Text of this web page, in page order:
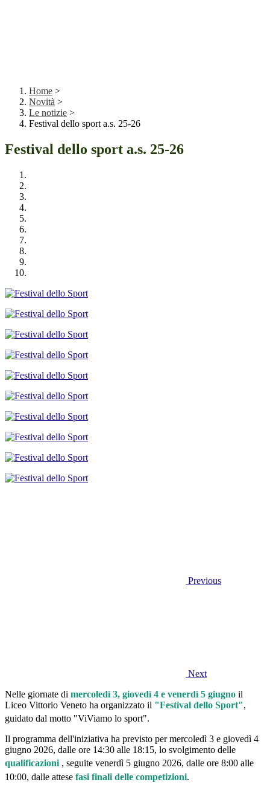
Home >
Novità >
Le notizie >
Festival dello sport a.s. 25-26
Festival dello sport a.s. 25-26
Previous
Next
Nelle giornate di mercoledì 3, giovedì 4 e venerdì 5 giugno il
Liceo Vittorio Veneto ha organizzato il "Festival dello Sport",
guidato dal motto "ViViamo lo sport".
Il programma dell'iniziativa ha previsto per mercoledì 3 e giovedì 4
giugno 2026, dalle ore 14:30 alle 18:15, lo svolgimento delle
qualificazioni , seguite venerdì 5 giugno 2026, dalle ore 8:00 alle
10:00, dalle attese fasi finali delle competizioni.